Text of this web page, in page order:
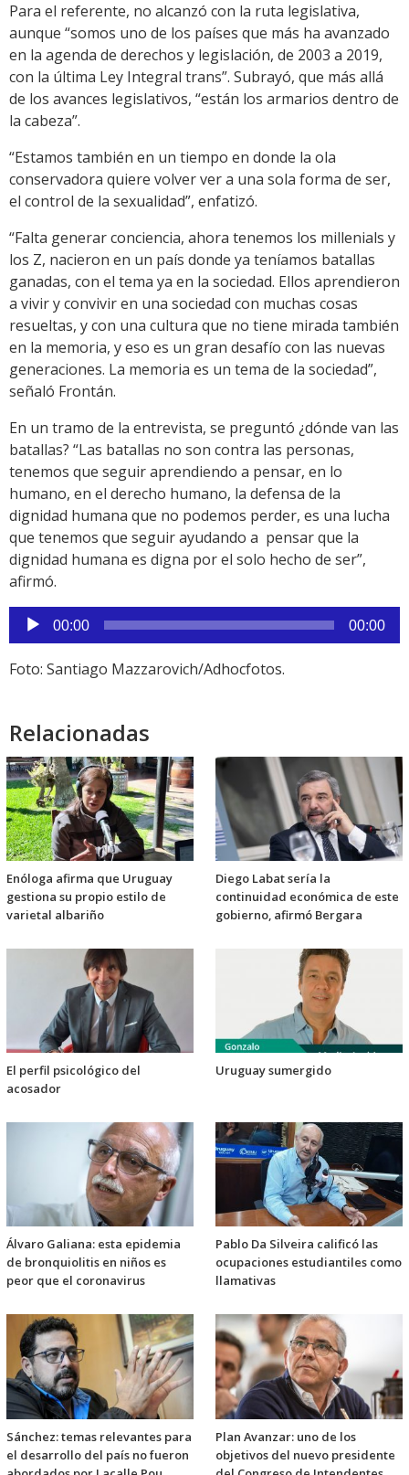
Para el referente, no alcanzó con la ruta legislativa,
aunque “somos uno de los países que más ha avanzado
en la agenda de derechos y legislación, de 2003 a 2019,
con la última Ley Integral trans”. Subrayó, que más allá
de los avances legislativos, “están los armarios dentro de
la cabeza”.
“Estamos también en un tiempo en donde la ola
conservadora quiere volver ver a una sola forma de ser,
el control de la sexualidad”, enfatizó.
“Falta generar conciencia, ahora tenemos los millenials y
los Z, nacieron en un país donde ya teníamos batallas
ganadas, con el tema ya en la sociedad. Ellos aprendieron
a vivir y convivir en una sociedad con muchas cosas
resueltas, y con una cultura que no tiene mirada también
en la memoria, y eso es un gran desafío con las nuevas
generaciones. La memoria es un tema de la sociedad”,
señaló Frontán.
En un tramo de la entrevista, se preguntó ¿dónde van las
batallas? “Las batallas no son contra las personas,
tenemos que seguir aprendiendo a pensar, en lo
humano, en el derecho humano, la defensa de la
dignidad humana que no podemos perder, es una lucha
que tenemos que seguir ayudando a pensar que la
dignidad humana es digna por el solo hecho de ser”,
afirmó.
Reproductor
de
audio
00:00 00:00
Foto: Santiago Mazzarovich/Adhocfotos.
Relacionadas
Enóloga afirma que Uruguay
gestiona su propio estilo de
varietal albariño
Diego Labat sería la
continuidad económica de este
gobierno, afirmó Bergara
El perfil psicológico del
acosador
Uruguay sumergido
Álvaro Galiana: esta epidemia
de bronquiolitis en niños es
peor que el coronavirus
Pablo Da Silveira calificó las
ocupaciones estudiantiles como
llamativas
Sánchez: temas relevantes para
el desarrollo del país no fueron
Plan Avanzar: uno de los
objetivos del nuevo presidente